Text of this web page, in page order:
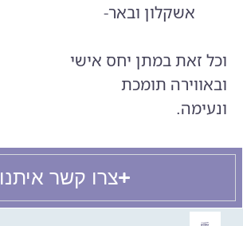
אשקלון ובאר-
וכל זאת במתן יחס אישי
ובאווירה תומכת
ונעימה.
צרו קשר איתנו